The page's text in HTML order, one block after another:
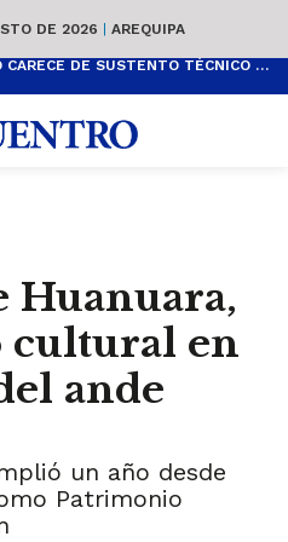
DE 2026 | AREQUIPA
AUMENTO DEL SUELDO MÍNIMO CARECE DE SUSTENTO TÉCNICO Y ES POPULISTA
Huanuara,
en
ande
un año desde
Patrimonio